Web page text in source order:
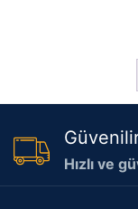
Hızlı ve